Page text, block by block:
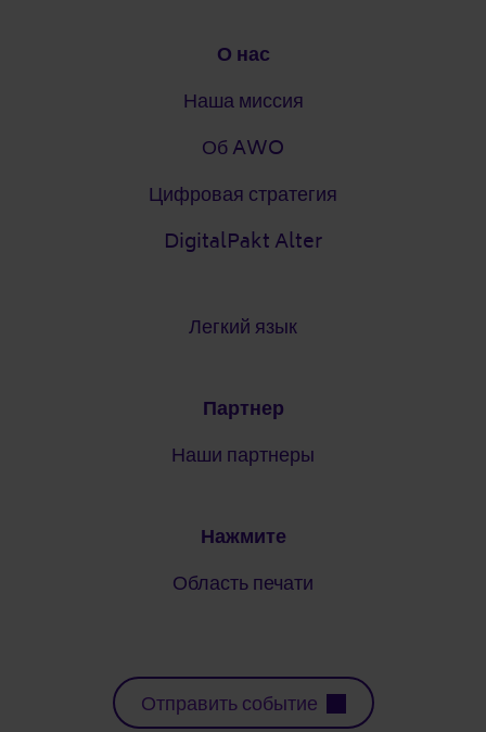
О нас
Наша миссия
Об AWO
Цифровая стратегия
DigitalPakt Alter
Легкий язык
Партнер
Наши партнеры
Нажмите
Область печати
Отправить событие